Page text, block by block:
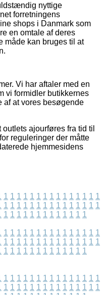
nyttige
forretningens
shops i Danmark som
en omtale af deres
måde kan bruges til at
Vi har aftaler med en
vi formidler butikkernes
at vores besøgende
ajourføres fra tid til
reguleringer der måtte
hjemmesidens
1 1 1 1 1 1 1 1 1 1 1 1 1 1 1
1 1 1 1 1 1 1 1 1 1 1 1 1 1 1
1 1 1 1 1 1 1 1 1 1 1 1 1
1 1 1 1 1 1 1 1 1 1 1 1 1 1 1
1 1 1 1 1 1 1 1 1 1 1 1 1 1 1
1 1 1 1 1 1 1 1 1 1 1 1 1
1 1 1 1 1 1 1 1 1 1 1 1 1 1 1
1 1 1 1 1 1 1 1 1 1 1 1 1 1 1